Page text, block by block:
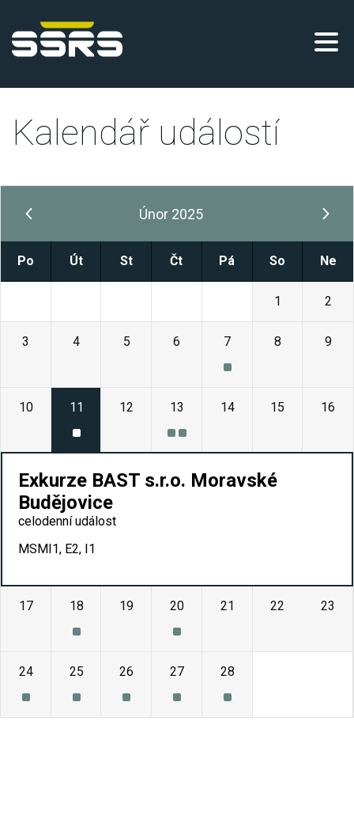
Kalendář událostí
Únor 2025
Po Út St Čt Pá So Ne
1 2
3 4 5 6 7 8 9
10 11 12 13 14 15 16
Exkurze BAST s.r.o. Moravské
Budějovice
celodenní událost
MSMI1, E2, I1
17 18 19 20 21 22 23
24 25 26 27 28